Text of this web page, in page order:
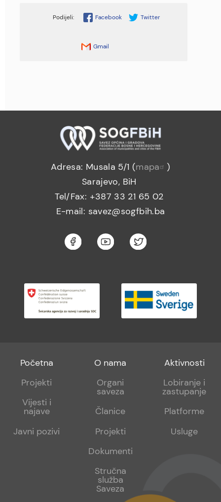
Facebook Twitter
Gmail
Adresa: Musala 5/1 (mapa
)
Sarajevo, BiH
Tel/Fax: +387 33 21 65 02
E-mail: savez@sogfbih.ba
Footer
menu
Početna
Projekti
Vijesti i
najave
Javni pozivi
Footer
sub
O nama
Organi
saveza
Članice
Projekti
Dokumenti
Stručna
služba
Saveza
Footer
sub
Aktivnosti
Lobiranje i
zastupanje
Platforme
Usluge